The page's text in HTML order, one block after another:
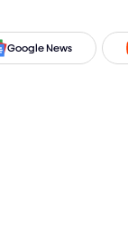
Google News